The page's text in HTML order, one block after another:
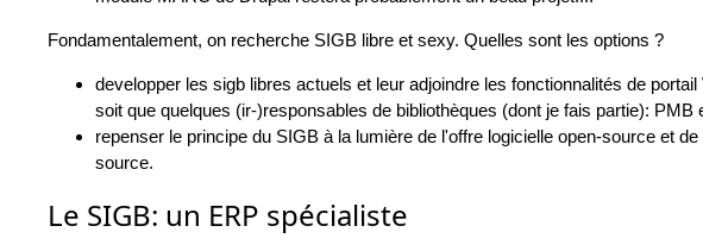
Fondamentalement, on recherche SIGB libre et sexy. Quelles sont les options ?
developper les sigb libres actuels et leur adjoindre les fonctionnalités de
soit que quelques (ir-)responsables de bibliothèques (dont je fais partie):
repenser le principe du SIGB à la lumière de l'offre logicielle open-source et
source.
Le SIGB: un ERP spécialiste